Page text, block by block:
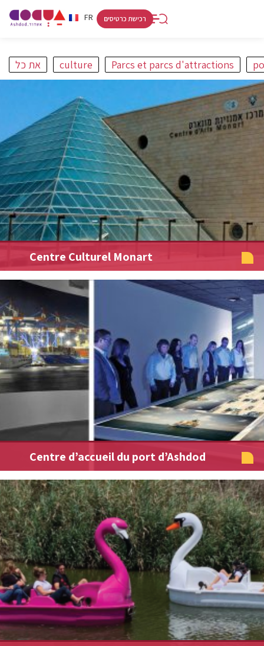
FR
HE
רכישת כרטיסים
מסלולים חופים אמנות ותרבות אתרים קניות ולינה
את כל culture Parcs et parcs d'attractions
Centre Culturel Monart
Centre d’accueil du port d’Ashdod